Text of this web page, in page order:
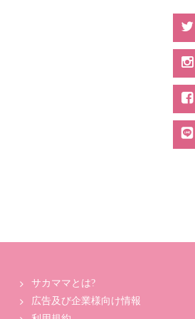
サカママとは?
広告及び企業様向け情報